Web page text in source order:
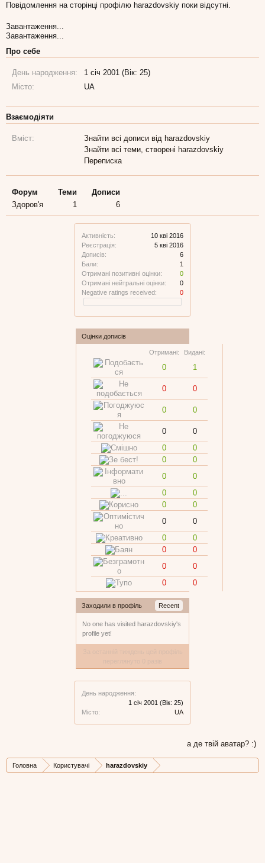
Активність:
10 кві 2016
Реєстрація:
5 кві 2016
Дописів:
6
Бали:
1
Отримані позитивні оцінки:
0
Отримані нейтральні оцінки:
0
Negative ratings received:
0
Оцінки дописів
Отримані: Видані:
0 1
0 0
0 0
0
0
0
0
0
0
0
0
0
0
0
0
0
0
0
0
0
0
0
0
0
0
Заходили в профіль Recent
No one has visited harazdovskiy's
profile yet!
День народження:
1 січ 2001 (Вік: 25)
Місто:
UA
Повідомлення на сторінці профілю harazdovskiy поки відсутні.
Завантаження...
Завантаження...
Про себе
День народження:
1 січ 2001 (Вік: 25)
Місто:
UA
Взаємодіяти
Вміст:
Знайти всі дописи від harazdovskiy
Знайти всі теми, створені harazdovskiy
Переписка
Форум Теми
Дописи
Здоров'я
1 6
а де твій аватар? :)
Головна Користувачі harazdovskiy